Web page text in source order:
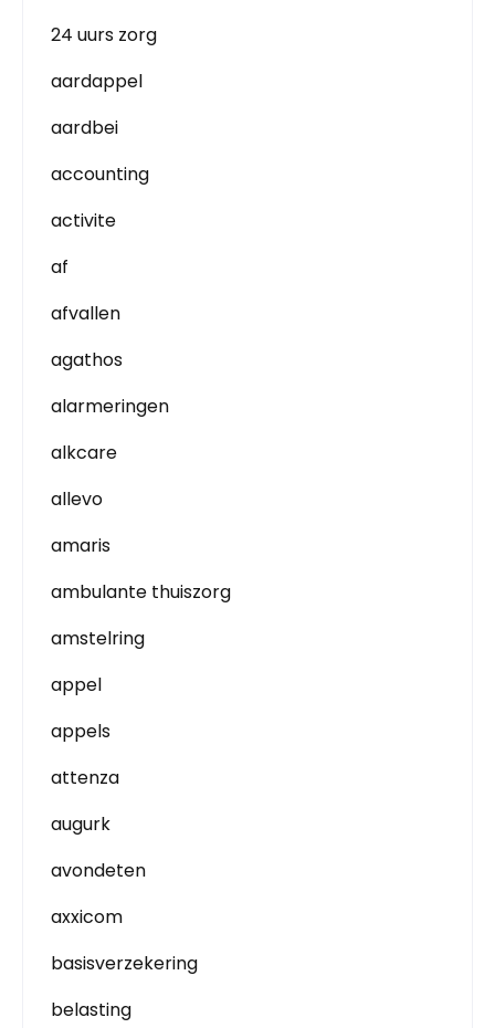
24 uurs zorg
aardappel
aardbei
accounting
activite
af
afvallen
agathos
alarmeringen
alkcare
allevo
amaris
ambulante thuiszorg
amstelring
appel
appels
attenza
augurk
avondeten
axxicom
basisverzekering
belasting